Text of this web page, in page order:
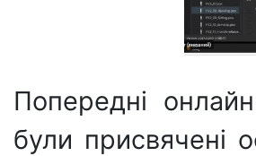
Попередні
були присвячені